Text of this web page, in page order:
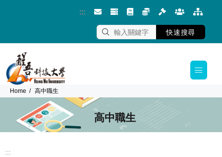
跳到主要內容區塊
:::
快速搜尋
Home 高中職生
高中職生
:::